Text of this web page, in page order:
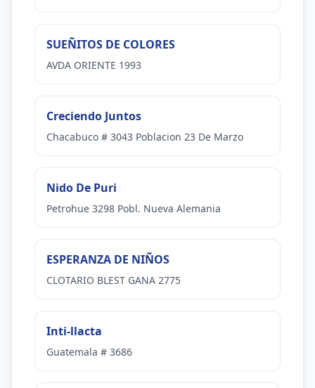
SUEÑITOS DE COLORES
AVDA ORIENTE 1993
Creciendo Juntos
Chacabuco # 3043 Poblacion 23 De Marzo
Nido De Puri
Petrohue 3298 Pobl. Nueva Alemania
ESPERANZA DE NIÑOS
CLOTARIO BLEST GANA 2775
Inti-llacta
Guatemala # 3686